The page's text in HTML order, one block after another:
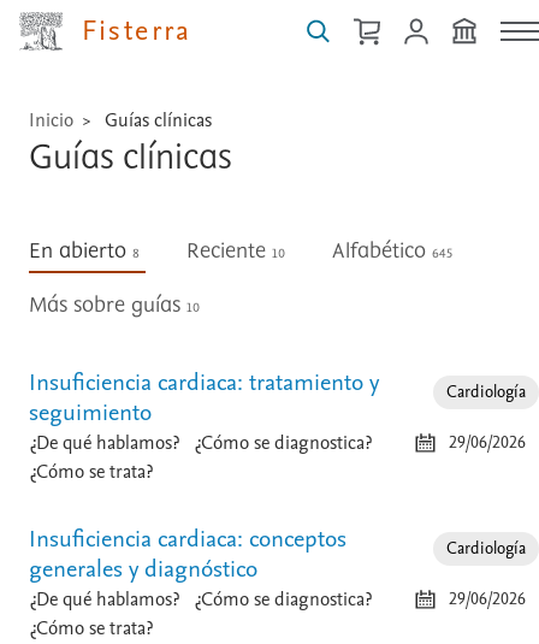
Fisterra
...
Inicio Guías clínicas
Guías clínicas
En abierto 8 Reciente 10 Alfabético 645
Más sobre guías 10
Cardiología
29/06/2026
Insuficiencia cardiaca: tratamiento y
seguimiento
¿De qué hablamos? ¿Cómo se diagnostica?
¿Cómo se trata?
Cardiología
29/06/2026
Insuficiencia cardiaca: conceptos
generales y diagnóstico
¿De qué hablamos? ¿Cómo se diagnostica?
¿Cómo se trata?